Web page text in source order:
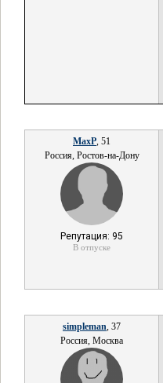
MaxP, 51
Россия, Ростов-на-Дону
Репутация: 95
В отпуске
simpleman, 37
Россия, Москва